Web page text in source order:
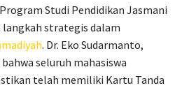
Studi Pendidikan Jasmani
langkah strategis dalam
. Dr. Eko Sudarmanto,
bahwa seluruh mahasiswa
telah memiliki Kartu Tanda